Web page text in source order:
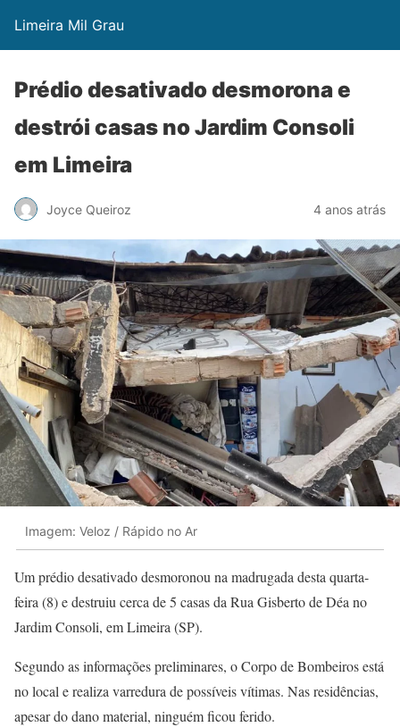
Limeira Mil Grau
Prédio desativado desmorona e
destrói casas no Jardim Consoli
em Limeira
Joyce Queiroz 4 anos atrás
Imagem: Veloz / Rápido no Ar
Um prédio desativado desmoronou na madrugada desta quarta-
feira (8) e destruiu cerca de 5 casas da Rua Gisberto de Déa no
Jardim Consoli, em Limeira (SP).
Segundo as informações preliminares, o Corpo de Bombeiros está
no local e realiza varredura de possíveis vítimas. Nas residências,
apesar do dano material, ninguém ficou ferido.